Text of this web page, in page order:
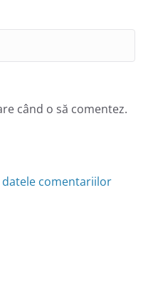
când o să comentez.
comentariilor